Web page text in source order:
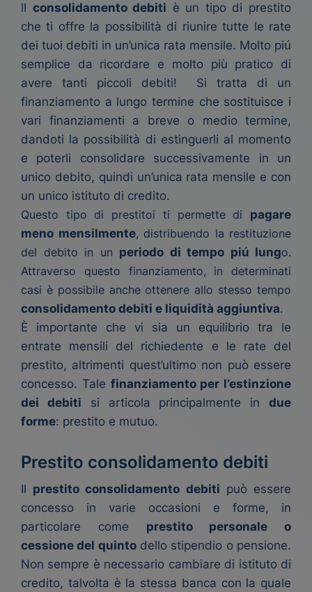
ll consolidamento debiti è un tipo di prestito
che ti offre la possibilità di riunire tutte le rate
dei tuoi debiti in un’unica rata mensile. Molto piú
semplice da ricordare e molto più pratico di
avere tanti piccoli debiti! Si tratta di un
finanziamento a lungo termine che sostituisce i
vari finanziamenti a breve o medio termine,
dandoti la possibilità di estinguerli al momento
e poterli consolidare successivamente in un
unico debito, quindi un’unica rata mensile e con
un unico istituto di credito.
Questo tipo di prestitoi ti permette di pagare
meno mensilmente, distribuendo la restituzione
del debito in un periodo di tempo piú lungo.
Attraverso questo finanziamento, in determinati
casi è possibile anche ottenere allo stesso tempo
consolidamento debiti e liquidità aggiuntiva.
È importante che vi sia un equilibrio tra le
entrate mensili del richiedente e le rate del
prestito, altrimenti quest’ultimo non può essere
concesso. Tale finanziamento per l’estinzione
dei debiti si articola principalmente indue
forme: prestito e mutuo.
Prestito consolidamento debiti
Il prestito consolidamento debiti può essere
concesso in varie occasioni e forme, in
particolare come prestito personale o
cessione del quintodello stipendio o pensione.
Non sempre è necessario cambiare di istituto di
credito, talvolta è la stessa banca con la quale